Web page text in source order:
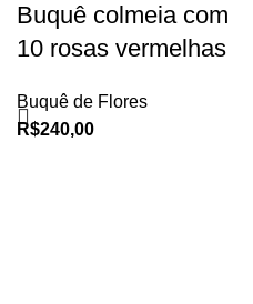
Buquê colmeia com
10 rosas vermelhas
Buquê de Flores
R$240,00